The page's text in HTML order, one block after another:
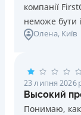
компанії
неможе бути
Олена, Київ
23 липня 2026
Высокий
Понимаю,